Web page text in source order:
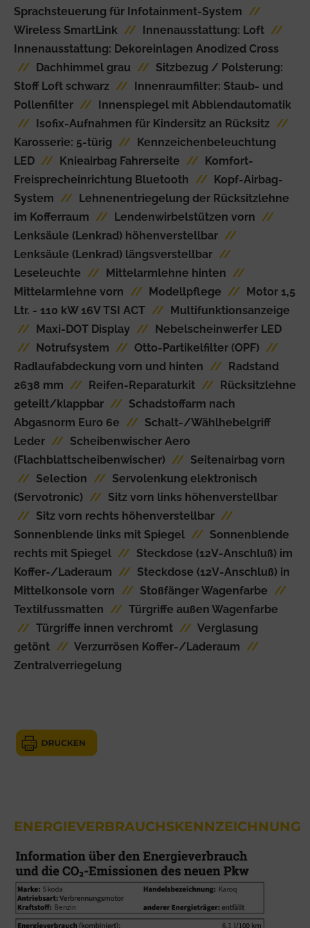
Sprachsteuerung für Infotainment-System //
Wireless SmartLink // Innenausstattung: Loft //
Innenausstattung: Dekoreinlagen Anodized Cross
// Dachhimmel grau // Sitzbezug / Polsterung:
Stoff Loft schwarz // Innenraumfilter: Staub- und
Pollenfilter // Innenspiegel mit Abblendautomatik
// Isofix-Aufnahmen für Kindersitz an Rücksitz //
Karosserie: 5-türig // Kennzeichenbeleuchtung
LED // Knieairbag Fahrerseite // Komfort-
Freisprecheinrichtung Bluetooth // Kopf-Airbag-
System // Lehnenentriegelung der Rücksitzlehne
im Kofferraum // Lendenwirbelstützen vorn //
Lenksäule (Lenkrad) höhenverstellbar //
Lenksäule (Lenkrad) längsverstellbar //
Leseleuchte // Mittelarmlehne hinten //
Mittelarmlehne vorn // Modellpflege // Motor 1,5
Ltr. - 110 kW 16V TSI ACT // Multifunktionsanzeige
// Maxi-DOT Display // Nebelscheinwerfer LED
// Notrufsystem // Otto-Partikelfilter (OPF) //
Radlaufabdeckung vorn und hinten // Radstand
2638 mm // Reifen-Reparaturkit // Rücksitzlehne
geteilt/klappbar // Schadstoffarm nach
Abgasnorm Euro 6e // Schalt-/Wählhebelgriff
Leder // Scheibenwischer Aero
(Flachblattscheibenwischer) // Seitenairbag vorn
// Selection // Servolenkung elektronisch
(Servotronic) // Sitz vorn links höhenverstellbar
// Sitz vorn rechts höhenverstellbar //
Sonnenblende links mit Spiegel // Sonnenblende
rechts mit Spiegel // Steckdose (12V-Anschluß) im
Koffer-/Laderaum // Steckdose (12V-Anschluß) in
Mittelkonsole vorn // Stoßfänger Wagenfarbe //
Textilfussmatten // Türgriffe außen Wagenfarbe
// Türgriffe innen verchromt // Verglasung
getönt // Verzurrösen Koffer-/Laderaum //
Zentralverriegelung
ENERGIEVERBRAUCHSKENNZEICHNUNG